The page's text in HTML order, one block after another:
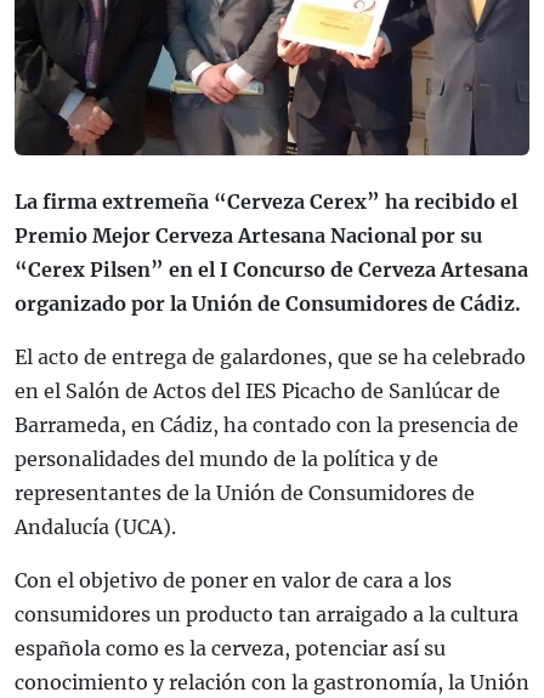
La firma extremeña “Cerveza Cerex” ha recibido el
Premio Mejor Cerveza Artesana Nacional por su
“Cerex Pilsen” en el I Concurso de Cerveza Artesana
organizado por la Unión de Consumidores de Cádiz.
El acto de entrega de galardones, que se ha celebrado
en el Salón de Actos del IES Picacho de Sanlúcar de
Barrameda, en Cádiz, ha contado con la presencia de
personalidades del mundo de la política y de
representantes de la Unión de Consumidores de
Andalucía (UCA).
Con el objetivo de poner en valor de cara a los
consumidores un producto tan arraigado a la cultura
española como es la cerveza, potenciar así su
conocimiento y relación con la gastronomía, la Unión